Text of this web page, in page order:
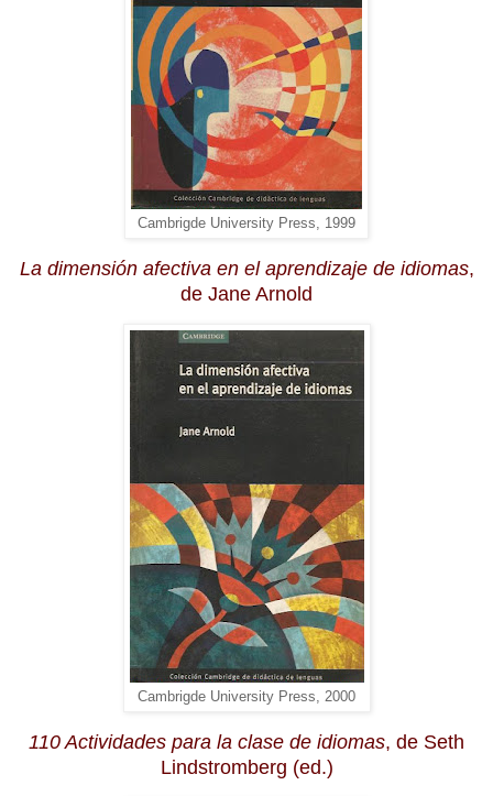
Cambrigde University Press, 1999
La dimensión afectiva en el aprendizaje de idiomas,
de Jane Arnold
Cambrigde University Press, 2000
110 Actividades para la clase de idiomas, de Seth
Lindstromberg (ed.)